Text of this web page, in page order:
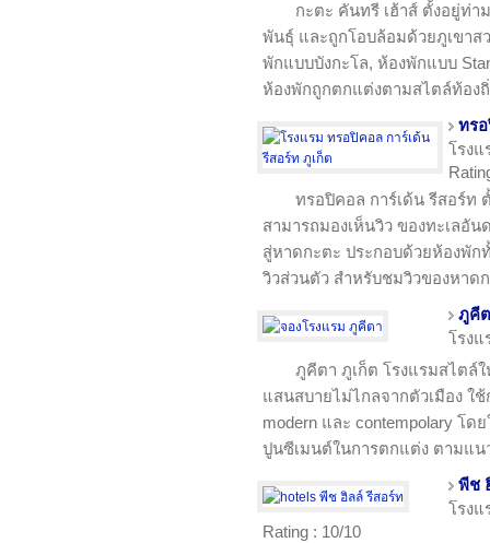
กะตะ คันทรี เฮ้าส์ ตั้งอยู่ท่
พันธุ์ และถูกโอบล้อมด้วยภูเขาส
พักแบบบังกะโล, ห้องพักแบบ
ห้องพักถูกตกแต่งตามสไตล์ท้อง
ทรอ
โรง
ทรอปิคอล การ์เด้น รีสอร์ท
สามารถมองเห็นวิว ของทะเลอัน
สู่หาดกะตะ ประกอบด้วยห้องพัก
วิวส่วนตัว สำหรับชมวิวของหาด
ภูคี
โรง
ภูคีตา ภูเก็ต โรงแรมสไตล์
แสนสบายไม่ไกลจากตัวเมือง ใ
modern และ contempolary โด
ปูนซีเมนต์ในการตกแต่ง ตามแน
พีช
โรง
Rating : 10/10